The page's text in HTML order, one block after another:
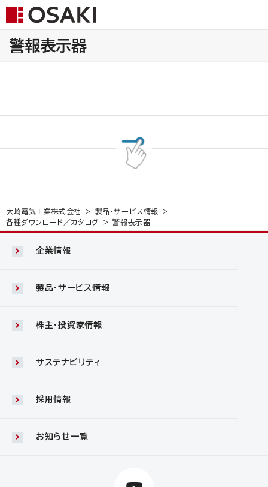
警報表示器
大崎電気工業株式会社
製品・サービス情報
各種ダウンロード／カタログ
警報表示器
企業情報
製品・サービス情報
株主・投資家情報
サステナビリティ
採用情報
お知らせ一覧